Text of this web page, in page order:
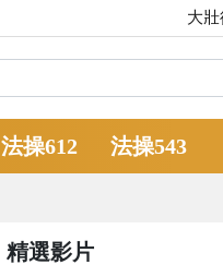
大
法操612 法操543
精選影片